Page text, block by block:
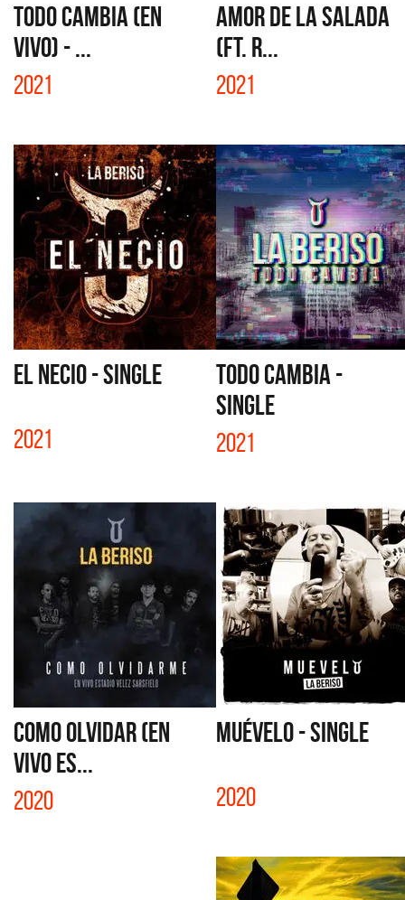
TODO CAMBIA (EN
VIVO) - ...
2021
AMOR DE LA SALADA
(FT. R...
2021
EL NECIO - SINGLE
2021
TODO CAMBIA -
SINGLE
2021
COMO OLVIDAR (EN
VIVO ES...
2020
MUÉVELO - SINGLE
2020